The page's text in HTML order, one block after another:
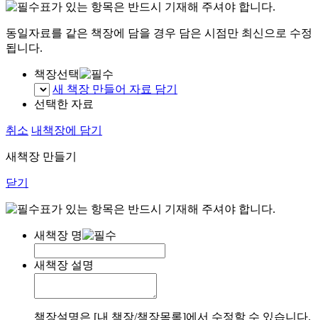
표가 있는 항목은 반드시 기재해 주셔야 합니다.
동일자료를 같은 책장에 담을 경우 담은 시점만 최신으로 수정
됩니다.
책장선택
새 책장 만들어 자료 담기
선택한 자료
취소 내책장에 담기
새책장 만들기
닫기
표가 있는 항목은 반드시 기재해 주셔야 합니다.
새책장 명
새책장 설명
책장설명은 [내 책장/책장목록]에서 수정할 수 있습니다.